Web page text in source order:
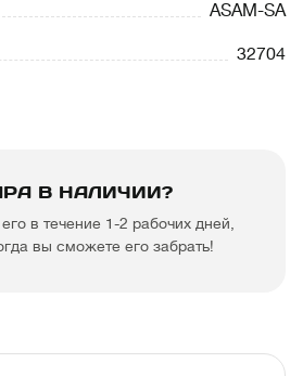
ASAM-SA
32704
В НАЛИЧИИ?
в течение 1-2 рабочих дней,
вы сможете его забрать!